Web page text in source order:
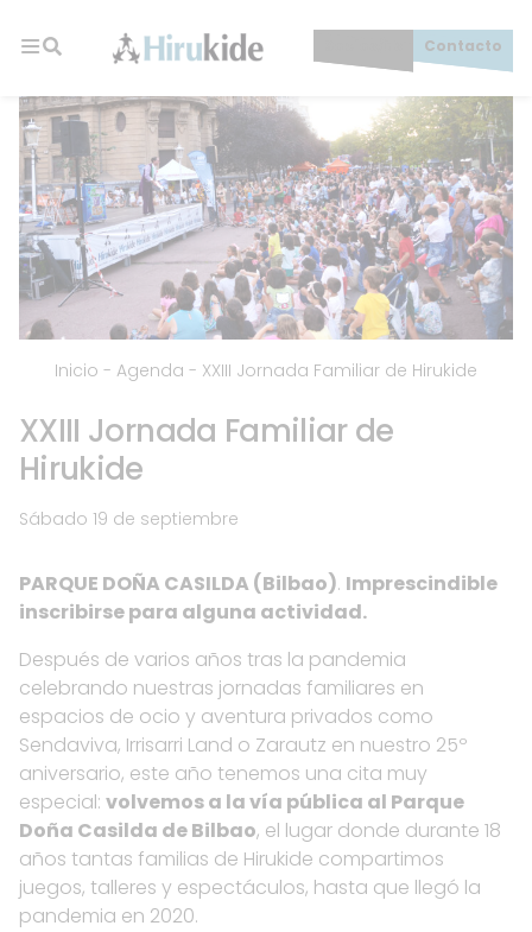
Contacto
Inicio - Agenda - XXIII Jornada Familiar de Hirukide
XXIII Jornada Familiar de
Hirukide
Sábado 19 de septiembre
PARQUE DOÑA CASILDA (Bilbao). Imprescindible
inscribirse para alguna actividad.
Después de varios años tras la pandemia
celebrando nuestras jornadas familiares en
espacios de ocio y aventura privados como
Sendaviva, Irrisarri Land o Zarautz en nuestro 25º
aniversario, este año tenemos una cita muy
especial: volvemos a la vía pública al Parque
Doña Casilda de Bilbao, el lugar donde durante 18
años tantas familias de Hirukide compartimos
juegos, talleres y espectáculos, hasta que llegó la
pandemia en 2020.